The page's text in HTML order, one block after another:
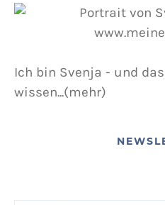
Ich bin Svenja - und
wissen...(mehr)